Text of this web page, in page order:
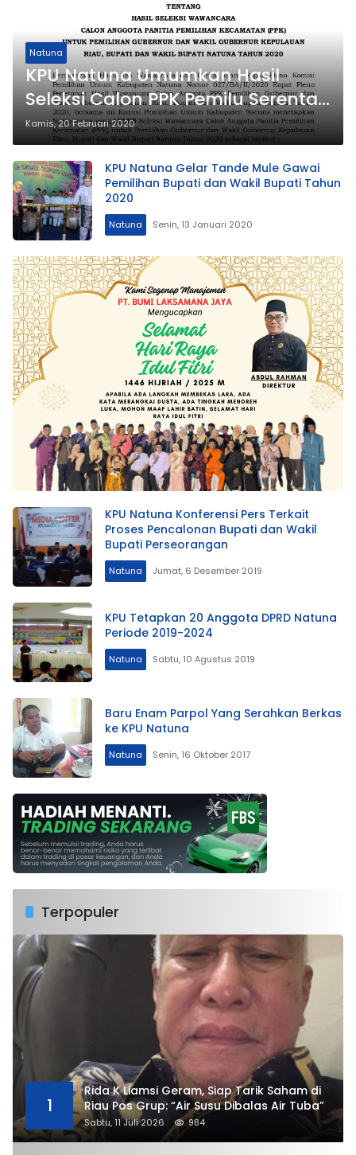
Natuna
KPU Natuna Umumkan Hasil
Seleksi Calon PPK Pemilu Serentak
2020
Kamis, 20 Februari 2020
KPU Natuna Gelar Tande Mule Gawai
Pemilihan Bupati dan Wakil Bupati Tahun
2020
Natuna Senin, 13 Januari 2020
KPU Natuna Konferensi Pers Terkait
Proses Pencalonan Bupati dan Wakil
Bupati Perseorangan
Natuna Jumat, 6 Desember 2019
KPU Tetapkan 20 Anggota DPRD Natuna
Periode 2019-2024
Natuna Sabtu, 10 Agustus 2019
Baru Enam Parpol Yang Serahkan Berkas
ke KPU Natuna
Natuna Senin, 16 Oktober 2017
Terpopuler
1
Rida K Liamsi Geram, Siap Tarik Saham di
Riau Pos Grup: “Air Susu Dibalas Air Tuba”
Sabtu, 11 Juli 2026 984